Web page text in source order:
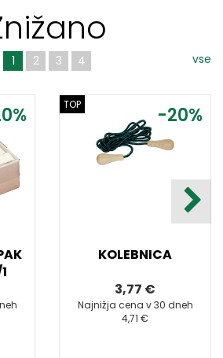
vse
1 2 3 4
-20%
TOP
KOLEBNICA
3,77 €
Najnižja cena v 30 dneh
4,71 €